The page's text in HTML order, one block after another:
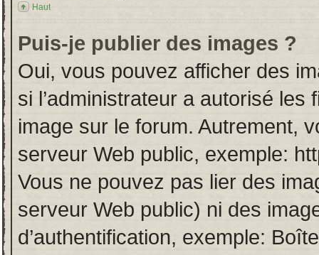
Haut
Puis-je publier des images ?
Oui, vous pouvez afficher des
si l’administrateur a autorisé
image sur le forum. Autrement,
serveur Web public, exemple:
Vous ne pouvez pas lier des
serveur Web public) ni des
d’authentification, exemple: